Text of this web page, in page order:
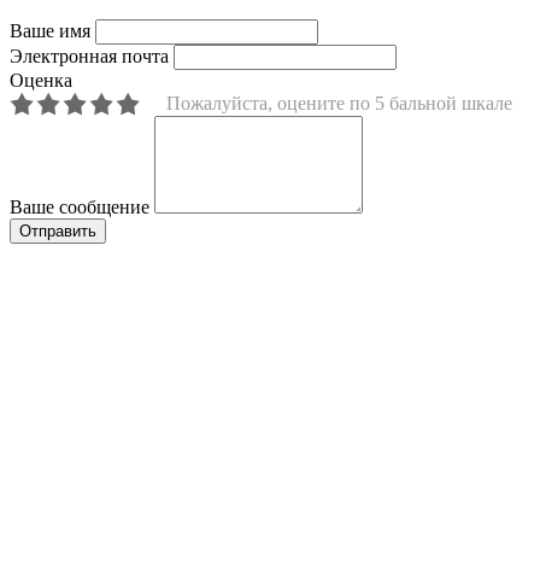
Ваше имя
Электронная почта
Оценка
Пожалуйста, оцените по 5 бальной шкале
Ваше сообщение